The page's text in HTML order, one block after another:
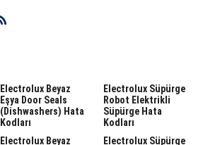
Electrolux Beyaz
Eşya Door Seals
(dishwashers) Hata
Kodları
Electrolux Beyaz
Electrolux Süpürge
Robot Elektrikli
Süpürge Hata
Kodları
Electrolux Süpürge